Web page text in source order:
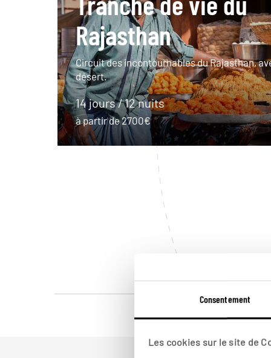
Consentement
Les cookies sur le site de
Rajasthan
Circuit des incontournables du Rajasthan,
désert.
14 jours / 12 nuits
à partir de 2700€